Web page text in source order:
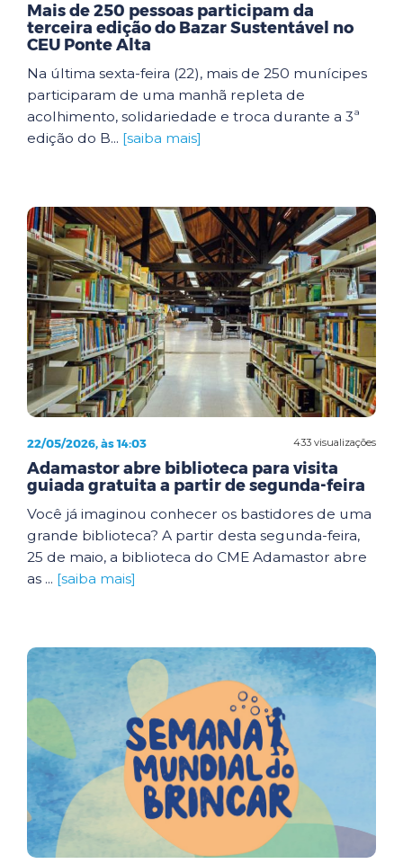
Mais de 250 pessoas participam da
terceira edição do Bazar Sustentável no
CEU Ponte Alta
Na última sexta-feira (22), mais de 250 munícipes
participaram de uma manhã repleta de
acolhimento, solidariedade e troca durante a 3ª
edição do B... [saiba mais]
433 visualizações
22/05/2026, às 14:03
Adamastor abre biblioteca para visita
guiada gratuita a partir de segunda-feira
Você já imaginou conhecer os bastidores de uma
grande biblioteca? A partir desta segunda-feira,
25 de maio, a biblioteca do CME Adamastor abre
as ... [saiba mais]